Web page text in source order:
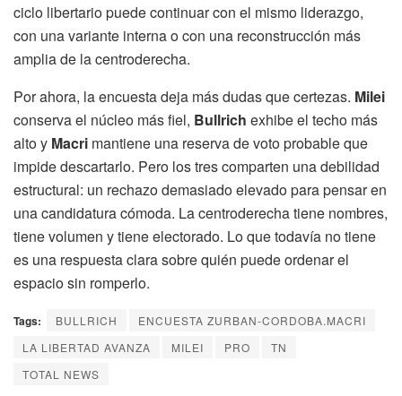
ciclo libertario puede continuar con el mismo liderazgo,
con una variante interna o con una reconstrucción más
amplia de la centroderecha.
Por ahora, la encuesta deja más dudas que certezas. Milei
conserva el núcleo más fiel, Bullrich exhibe el techo más
alto y Macri mantiene una reserva de voto probable que
impide descartarlo. Pero los tres comparten una debilidad
estructural: un rechazo demasiado elevado para pensar en
una candidatura cómoda. La centroderecha tiene nombres,
tiene volumen y tiene electorado. Lo que todavía no tiene
es una respuesta clara sobre quién puede ordenar el
espacio sin romperlo.
Tags: BULLRICH
ENCUESTA ZURBAN-CORDOBA.MACRI
LA LIBERTAD AVANZA
MILEI PRO
TN
TOTAL NEWS